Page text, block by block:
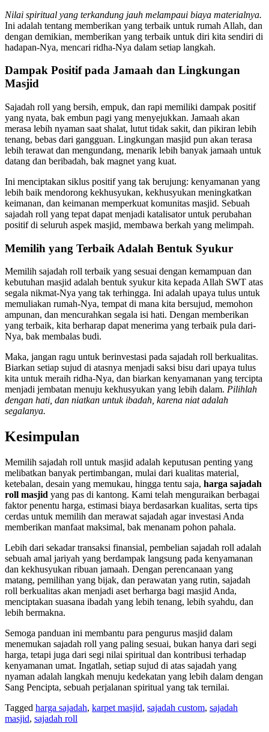
Nilai spiritual yang terkandung jauh melampaui biaya materialnya.
Ini adalah tentang memberikan yang terbaik untuk rumah Allah, dan
dengan demikian, memberikan yang terbaik untuk diri kita sendiri di
hadapan-Nya, mencari ridha-Nya dalam setiap langkah.
Dampak Positif pada Jamaah dan Lingkungan
Masjid
Sajadah roll yang bersih, empuk, dan rapi memiliki dampak positif
yang nyata, bak embun pagi yang menyejukkan. Jamaah akan
merasa lebih nyaman saat shalat, lutut tidak sakit, dan pikiran lebih
tenang, bebas dari gangguan. Lingkungan masjid pun akan terasa
lebih terawat dan mengundang, menarik lebih banyak jamaah untuk
datang dan beribadah, bak magnet yang kuat.
Ini menciptakan siklus positif yang tak berujung: kenyamanan yang
lebih baik mendorong kekhusyukan, kekhusyukan meningkatkan
keimanan, dan keimanan memperkuat komunitas masjid. Sebuah
sajadah roll yang tepat dapat menjadi katalisator untuk perubahan
positif di seluruh aspek masjid, membawa berkah yang melimpah.
Memilih yang Terbaik Adalah Bentuk Syukur
Memilih sajadah roll terbaik yang sesuai dengan kemampuan dan
kebutuhan masjid adalah bentuk syukur kita kepada Allah SWT atas
segala nikmat-Nya yang tak terhingga. Ini adalah upaya tulus untuk
memuliakan rumah-Nya, tempat di mana kita bersujud, memohon
ampunan, dan mencurahkan segala isi hati. Dengan memberikan
yang terbaik, kita berharap dapat menerima yang terbaik pula dari-
Nya, bak membalas budi.
Maka, jangan ragu untuk berinvestasi pada sajadah roll berkualitas.
Biarkan setiap sujud di atasnya menjadi saksi bisu dari upaya tulus
kita untuk meraih ridha-Nya, dan biarkan kenyamanan yang tercipta
menjadi jembatan menuju kekhusyukan yang lebih dalam. Pilihlah
dengan hati, dan niatkan untuk ibadah, karena niat adalah
segalanya.
Kesimpulan
Memilih sajadah roll untuk masjid adalah keputusan penting yang
melibatkan banyak pertimbangan, mulai dari kualitas material,
ketebalan, desain yang memukau, hingga tentu saja, harga sajadah
roll masjid yang pas di kantong. Kami telah menguraikan berbagai
faktor penentu harga, estimasi biaya berdasarkan kualitas, serta tips
cerdas untuk memilih dan merawat sajadah agar investasi Anda
memberikan manfaat maksimal, bak menanam pohon pahala.
Lebih dari sekadar transaksi finansial, pembelian sajadah roll adalah
sebuah amal jariyah yang berdampak langsung pada kenyamanan
dan kekhusyukan ribuan jamaah. Dengan perencanaan yang
matang, pemilihan yang bijak, dan perawatan yang rutin, sajadah
roll berkualitas akan menjadi aset berharga bagi masjid Anda,
menciptakan suasana ibadah yang lebih tenang, lebih syahdu, dan
lebih bermakna.
Semoga panduan ini membantu para pengurus masjid dalam
menemukan sajadah roll yang paling sesuai, bukan hanya dari segi
harga, tetapi juga dari segi nilai spiritual dan kontribusi terhadap
kenyamanan umat. Ingatlah, setiap sujud di atas sajadah yang
nyaman adalah langkah menuju kedekatan yang lebih dalam dengan
Sang Pencipta, sebuah perjalanan spiritual yang tak ternilai.
Tagged harga sajadah, karpet masjid, sajadah custom, sajadah
masjid, sajadah roll